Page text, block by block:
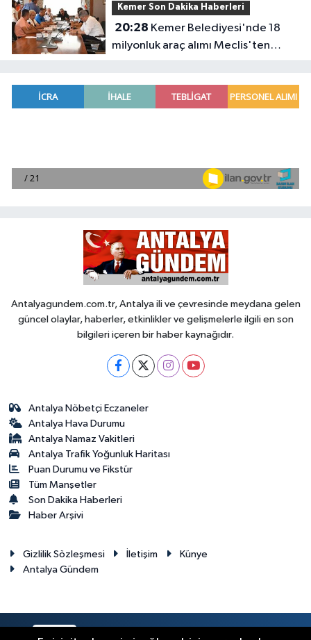
Kemer Son Dakika Haberleri
20:28
milyonluk araç alımı Meclis'ten
geçti
Antalyagundem.com.tr, Antalya ili ve çevresinde meydana gelen
güncel olaylar, haberler, etkinlikler ve gelişmelerle ilgili en son
bilgileri içeren bir haber kaynağıdır.
Antalya Nöbetçi Eczaneler
Antalya Hava Durumu
Antalya Namaz Vakitleri
Antalya Trafik Yoğunluk Haritası
Puan Durumu ve Fikstür
Tüm Manşetler
Son Dakika Haberleri
Haber Arşivi
Gizlilik Sözleşmesi İletişim
Künye
Antalya Gündem
RSS Copyright © 2024. Her hakkı saklıdır.